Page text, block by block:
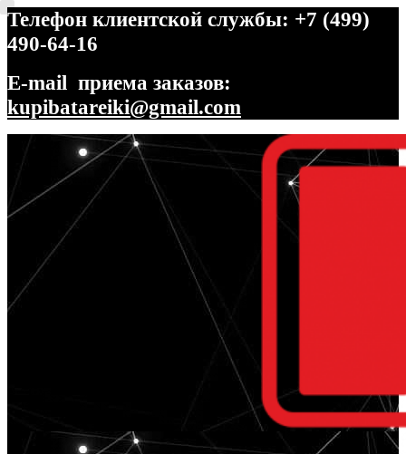
Телефон клиентской службы: +7 (499)
490-64-16
E-mail приема заказов:
kupibatareiki@gmail.com
Перейти
навигации
Перейти
содержимому